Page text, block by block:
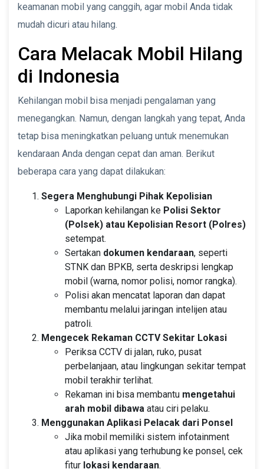
keamanan mobil yang canggih, agar mobil Anda tidak
mudah dicuri atau hilang.
Cara Melacak Mobil Hilang
di Indonesia
Kehilangan mobil bisa menjadi pengalaman yang
menegangkan. Namun, dengan langkah yang tepat, Anda
tetap bisa meningkatkan peluang untuk menemukan
kendaraan Anda dengan cepat dan aman. Berikut
beberapa cara yang dapat dilakukan:
Segera Menghubungi Pihak Kepolisian
Laporkan kehilangan ke Polisi Sektor
(Polsek) atau Kepolisian Resort (Polres)
setempat.
Sertakan dokumen kendaraan, seperti
STNK dan BPKB, serta deskripsi lengkap
mobil (warna, nomor polisi, nomor rangka).
Polisi akan mencatat laporan dan dapat
membantu melalui jaringan intelijen atau
patroli.
Mengecek Rekaman CCTV Sekitar Lokasi
Periksa CCTV di jalan, ruko, pusat
perbelanjaan, atau lingkungan sekitar tempat
mobil terakhir terlihat.
Rekaman ini bisa membantu mengetahui
arah mobil dibawa atau ciri pelaku.
Menggunakan Aplikasi Pelacak dari Ponsel
Jika mobil memiliki sistem infotainment
atau aplikasi yang terhubung ke ponsel, cek
fitur lokasi kendaraan.